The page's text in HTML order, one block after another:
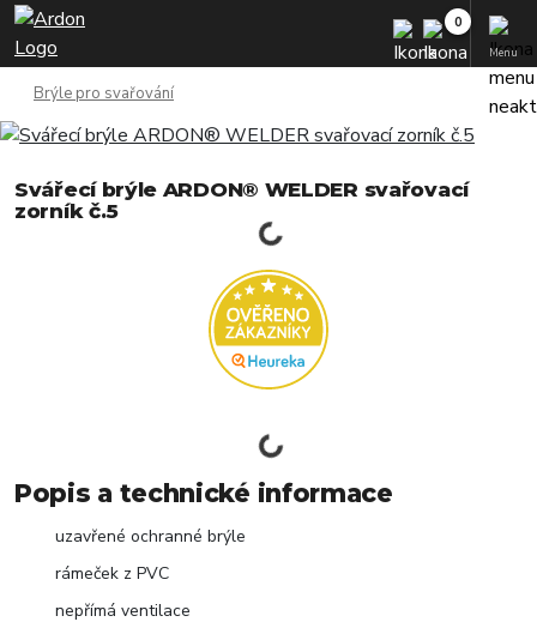
Menu
Brýle pro svařování
Svářecí brýle ARDON® WELDER svařovací
zorník č.5
Popis a technické informace
uzavřené ochranné brýle
rámeček z PVC
nepřímá ventilace